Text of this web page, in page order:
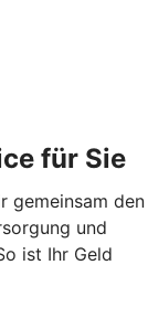
für Sie
gemeinsam den
und
ist Ihr Geld